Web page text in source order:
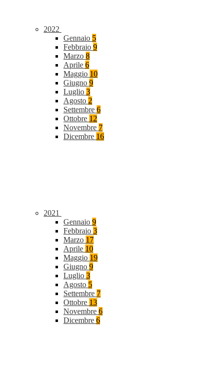
2022
Gennaio 5
Febbraio 9
Marzo 8
Aprile 6
Maggio 10
Giugno 9
Luglio 3
Agosto 2
Settembre 6
Ottobre 12
Novembre 7
Dicembre 16
2021
Gennaio 9
Febbraio 3
Marzo 17
Aprile 10
Maggio 19
Giugno 9
Luglio 3
Agosto 5
Settembre 7
Ottobre 13
Novembre 6
Dicembre 6